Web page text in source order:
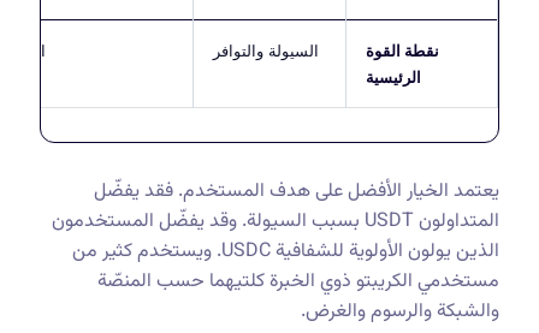
نقطة القوة
الرئيسية
السيولة والتوافر
يعتمد الخيار الأفضل على هدف المستخدم. فقد يفضّل
المتداولون USDT بسبب السيولة. وقد يفضّل المستخدمون
الذين يولون الأولوية للشفافية USDC. ويستخدم كثير من
مستخدمي الكريبتو ذوي الخبرة كلتيهما حسب المنصّة
والشبكة والرسوم والغرض.